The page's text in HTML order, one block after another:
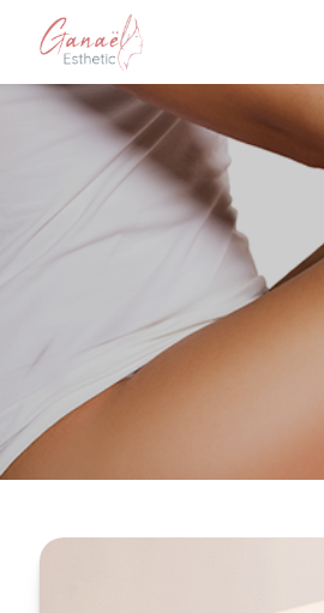
Panneau de gestion des cookies